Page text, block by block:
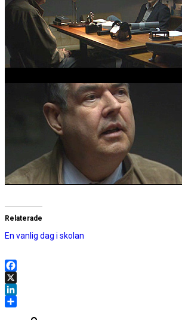
Relaterade
En vanlig dag i skolan
Facebook
X
LinkedIn